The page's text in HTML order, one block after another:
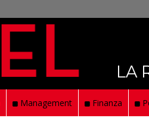
LA
Management Finanza